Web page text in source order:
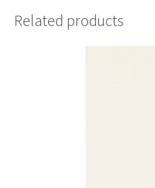
Related products